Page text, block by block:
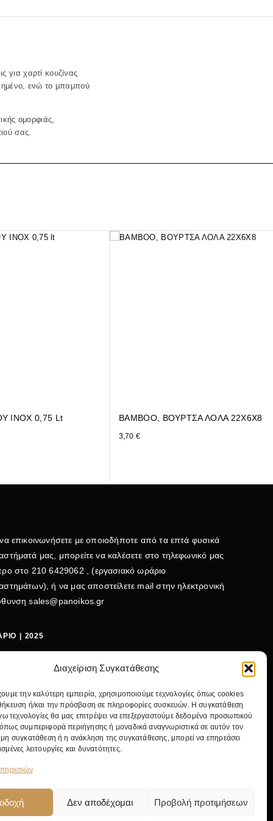
Διαχείριση Συγκατάθεσης
την καλύτερη εμπειρία, χρησιμοποιούμε τεχνολογίες όπως cookies
ή/και την πρόσβαση σε πληροφορίες συσκευών. Η συγκατάθεση
τεχνολογίες θα μας επιτρέψει να επεξεργαστούμε δεδομένα προσωπικού
συμπεριφορά περιήγησης ή μοναδικά αναγνωριστικά σε αυτόν τον
συγκατάθεση ή η ανάκληση της συγκατάθεσης, μπορεί να επηρεάσει
λειτουργίες και δυνατότητες.
Δεν αποδέχομαι Προβολή προτιμήσεων
για χαρτί κουζίνας
ενώ το μπαμπού
ομορφιάς,
σας.
INOX 0,75 Lt BAMBOO, ΒΟΥΡΤΣΑ ΛΟΛΑ 22Χ6Χ8
3,70 €
να επικοινωνήσετε με οποιοδήποτε από τα επτά φυσικά
μας, μπορείτε να καλέσετε στο τηλεφωνικό μας
στο 210 6429062 , (εργασιακό ωράριο
ή να μας αποστείλετε mail στην ηλεκτρονική
sales@panoikos.gr
| 2025
09:00-15:00
+30 210 642 9062
SALES@PANOIKOS.GR
ΚΑΤΑΣΤΗΜΑ: ΝΙΚ. ΓΚΥΖΗ 24, 11475 ΑΘΗΝΑ